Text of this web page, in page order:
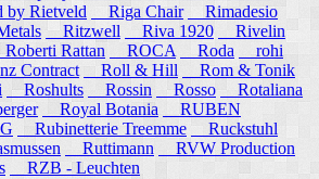
Rietveld
Riga Chair
Rimadesio
Ritzwell Riva 1920
Rivelin
Rattan ROCA Roda
rohi
Contract
Roll & Hill
Rom & Tonik
Roshults Rossin Rosso
Rotaliana
Royal Botania
RUBEN
Rubinetterie Treemme
Ruckstuhl
Ruttimann
RVW Production
RZB - Leuchten